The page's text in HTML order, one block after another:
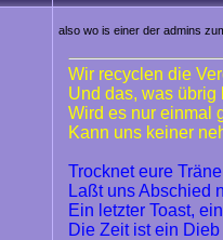
also wo is einer der admins
Wir recyclen die
Und das, was übrig
Wird es nur einmal
Kann uns keiner
Trocknet eure
Laßt uns Abschied
Ein letzter Toast,
Die Zeit ist ein Dieb